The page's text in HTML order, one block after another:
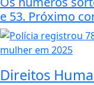
e 53. Próximo
Direitos